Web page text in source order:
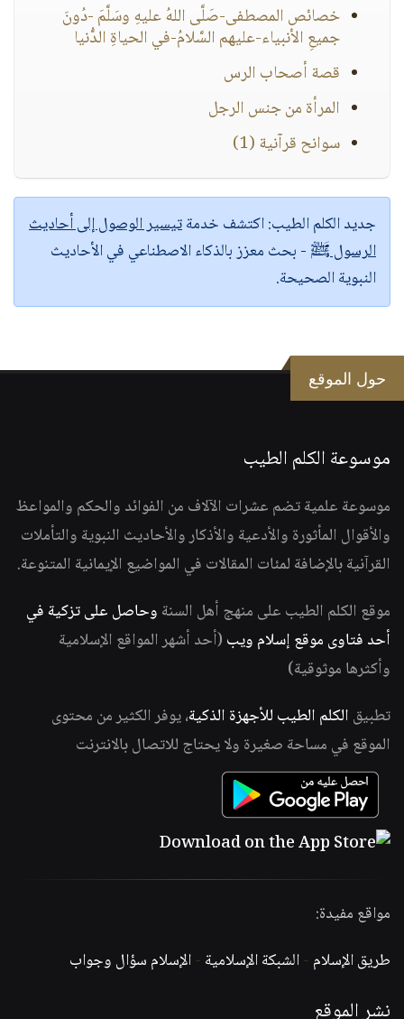
خصائص المصطفى-صَلَّى اللهُ عليهِ وسَلَّمَ -دُونَ
جميعِ الأنبياء-عليهم السَّلامُ-في الحياةِ الدُّنيا
قصة أصحاب الرس
المرأة من جنس الرجل
سوانح قرآنية (1)
جديد الكلم الطيب:اكتشف خدمةتيسير الوصول إلى أحاديث
الرسول ﷺ - بحث معزز بالذكاء الاصطناعي في الأحاديث
النبوية الصحيحة.
حول الموقع
موسوعة الكلم الطيب
موسوعة علمية تضم عشرات الآلاف من الفوائد والحكم والمواعظ
والأقوال المأثورة والأدعية والأذكار والأحاديث النبوية والتأملات
القرآنية بالإضافة لمئات المقالات في المواضيع الإيمانية المتنوعة.
موقع الكلم الطيب على منهج أهل السنة وحاصل على تزكية في
أحد فتاوى موقع إسلام ويب (أحد أشهر المواقع الإسلامية
وأكثرها موثوقية)
تطبيق الكلم الطيب للأجهزة الذكية، يوفر الكثير من محتوى
الموقع في مساحة صغيرة ولا يحتاج للاتصال بالانترنت
مواقع مفيدة:
طريق الإسلام -الشبكة الإسلامية -الإسلام سؤال وجواب